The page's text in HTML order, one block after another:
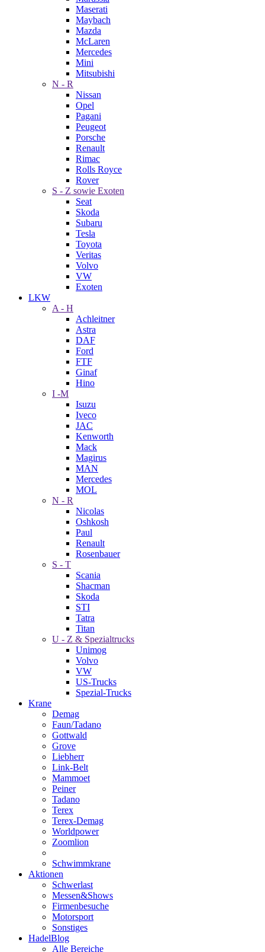
Maserati
Maybach
Mazda
McLaren
Mercedes
Mini
Mitsubishi
N - R
Nissan
Opel
Pagani
Peugeot
Porsche
Renault
Rimac
Rolls Royce
Rover
S - Z sowie Exoten
Seat
Skoda
Subaru
Tesla
Toyota
Veritas
Volvo
VW
Exoten
LKW
A - H
Achleitner
Astra
DAF
Ford
FTF
Ginaf
Hino
I -M
Isuzu
Iveco
JAC
Kenworth
Mack
Magirus
MAN
Mercedes
MOL
N - R
Nicolas
Oshkosh
Paul
Renault
Rosenbauer
S - T
Scania
Shacman
Skoda
STI
Tatra
Titan
U - Z & Spezialtrucks
Unimog
Volvo
VW
US-Trucks
Spezial-Trucks
Krane
Demag
Faun/Tadano
Gottwald
Grove
Liebherr
Link-Belt
Mammoet
Peiner
Tadano
Terex
Terex-Demag
Worldpower
Zoomlion
Schwimmkrane
Aktionen
Schwerlast
Messen&Shows
Firmenbesuche
Motorsport
Sonstiges
HadelBlog
Alle Bereiche